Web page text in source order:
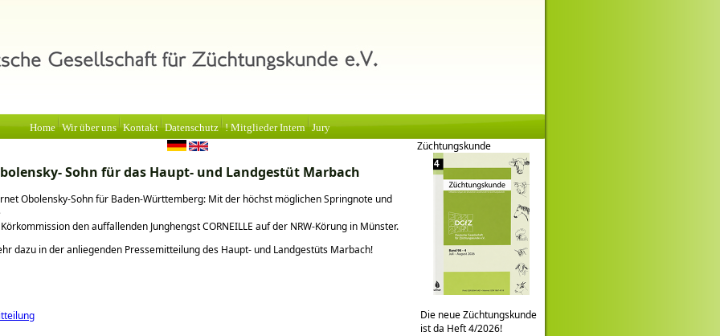
Home Wir über uns Kontakt Datenschutz ! Mitglieder Intern Jury
Sohn für das Haupt- und Landgestüt Marbach
Obolensky-Sohn für Baden-Württemberg: Mit der höchst möglichen Springnote und
den auffallenden Junghengst CORNEILLE auf der NRW-Körung in Münster.
dazu in der anliegenden Pressemitteilung des Haupt- und Landgestüts Marbach!
Züchtungskunde
Die neue Züchtungskunde
ist da Heft 4/2026!